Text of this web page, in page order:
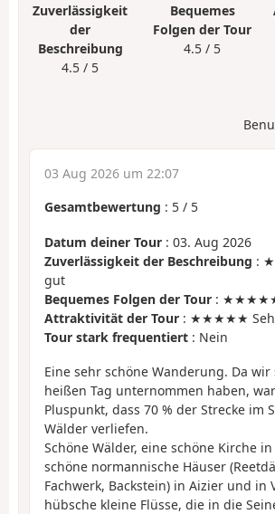
Zuverlässigkeit
der
Beschreibung
4.5 / 5
Bequemes
Folgen der Tour
4.5 / 5
03 Aug 2026 um 22:07
Gesamtbewertung : 5 / 5
Datum deiner Tour : 03. Aug 2026
Zuverlässigkeit der Beschreibung :
gut
Bequemes Folgen der Tour : ★★★★★
Attraktivität der Tour : ★★★★★
Tour stark frequentiert : Nein
Eine sehr schöne Wanderung. Da wir
heißen Tag unternommen haben,
Pluspunkt, dass 70 % der Strecke im
Wälder verliefen.
Schöne Wälder, eine schöne Kirche
schöne normannische Häuser
Fachwerk, Backstein) in Aizier und in
hübsche kleine Flüsse, die in die